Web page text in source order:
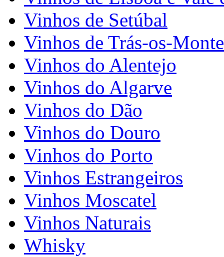
Vinhos de Setúbal
Vinhos de Trás-os-
Vinhos do Alentejo
Vinhos do Algarve
Vinhos do Dão
Vinhos do Douro
Vinhos do Porto
Vinhos Estrangeiros
Vinhos Moscatel
Vinhos Naturais
Whisky